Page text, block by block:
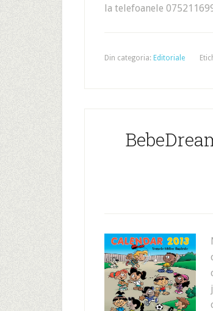
la telefoanele
Din categoria: Editoriale